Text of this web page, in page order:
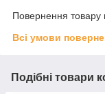
Повернення товару
Всі умови
Подібні товари